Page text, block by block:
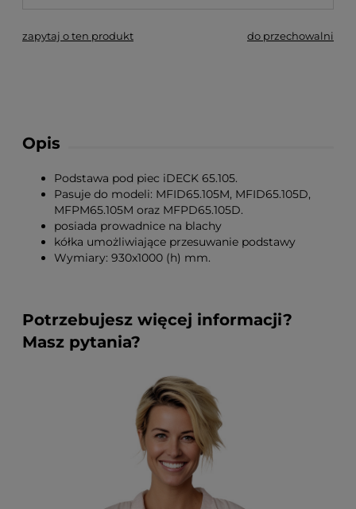
zapytaj o ten produkt do przechowalni
Opis
Podstawa pod piec iDECK 65.105.
Pasuje do modeli: MFID65.105M, MFID65.105D,
MFPM65.105M oraz MFPD65.105D.
posiada prowadnice na blachy
kółka umożliwiające przesuwanie podstawy
Wymiary: 930x1000 (h) mm.
Potrzebujesz więcej informacji?
Masz pytania?